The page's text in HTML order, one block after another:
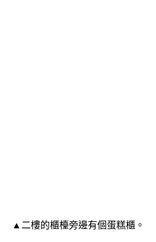
▲二樓的櫃檯旁邊有個蛋糕櫃。